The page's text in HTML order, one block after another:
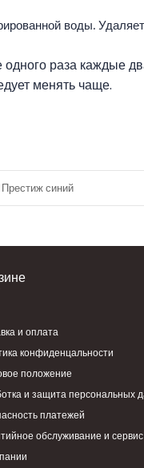
воды.
раза каждые
менять чаще.
синий
и оплата
конфиденцальности
положение
и защита персональных
платежей
обслуживание и сервис